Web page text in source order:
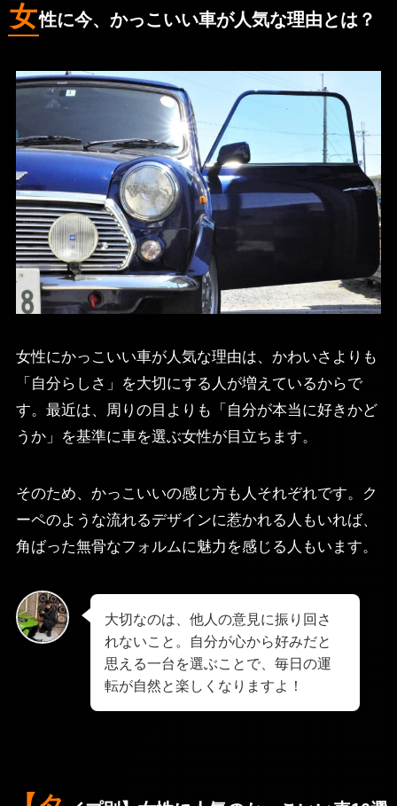
女性に今、かっこいい車が人気な理由とは？
女性にかっこいい車が人気な理由は、かわいさよりも
「自分らしさ」を大切にする人が増えているからで
す。最近は、周りの目よりも「自分が本当に好きかど
うか」を基準に車を選ぶ女性が目立ちます。
そのため、かっこいいの感じ方も人それぞれです。ク
ーペのような流れるデザインに惹かれる人もいれば、
角ばった無骨なフォルムに魅力を感じる人もいます。
大切なのは、他人の意見に振り回さ
れないこと。自分が心から好みだと
思える一台を選ぶことで、毎日の運
転が自然と楽しくなりますよ！